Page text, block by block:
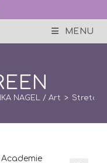
MENU
NAGEL / Art > Stretch